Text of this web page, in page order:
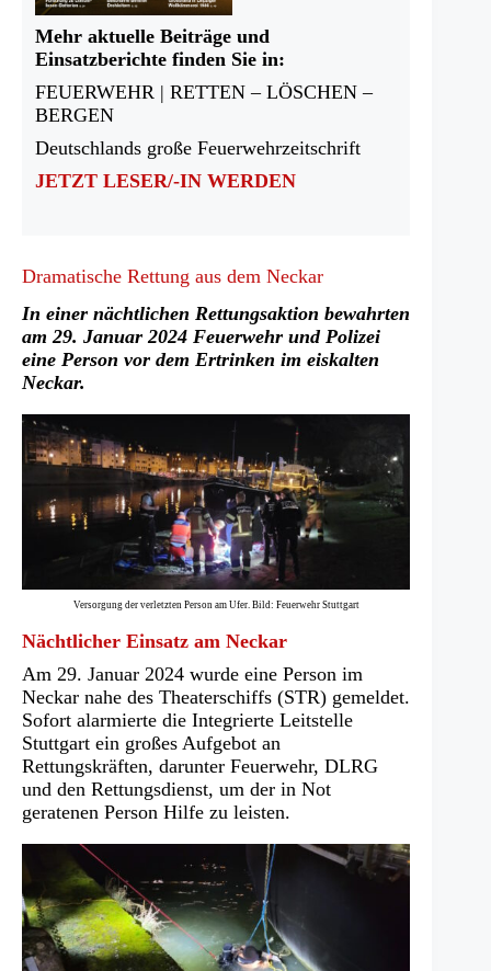
Mehr aktuelle Beiträge und
Einsatzberichte finden Sie in:
FEUERWEHR | RETTEN – LÖSCHEN –
BERGEN
Deutschlands große Feuerwehrzeitschrift
JETZT LESER/-IN WERDEN
Dramatische Rettung aus dem Neckar
In einer nächtlichen Rettungsaktion bewahrten
am 29. Januar 2024 Feuerwehr und Polizei
eine Person vor dem Ertrinken im eiskalten
Neckar.
Versorgung der verletzten Person am Ufer. Bild: Feuerwehr Stuttgart
Nächtlicher Einsatz am Neckar
Am 29. Januar 2024 wurde eine Person im
Neckar nahe des Theaterschiffs (STR) gemeldet.
Sofort alarmierte die Integrierte Leitstelle
Stuttgart ein großes Aufgebot an
Rettungskräften, darunter Feuerwehr, DLRG
und den Rettungsdienst, um der in Not
geratenen Person Hilfe zu leisten.